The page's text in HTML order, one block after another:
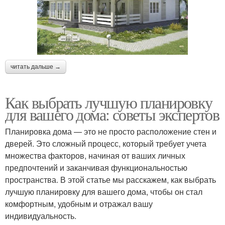
читать дальше →
Как выбрать лучшую планировку
для вашего дома: советы экспертов
Планировка дома — это не просто расположение стен и
дверей. Это сложный процесс, который требует учета
множества факторов, начиная от ваших личных
предпочтений и заканчивая функциональностью
пространства. В этой статье мы расскажем, как выбрать
лучшую планировку для вашего дома, чтобы он стал
комфортным, удобным и отражал вашу
индивидуальность.